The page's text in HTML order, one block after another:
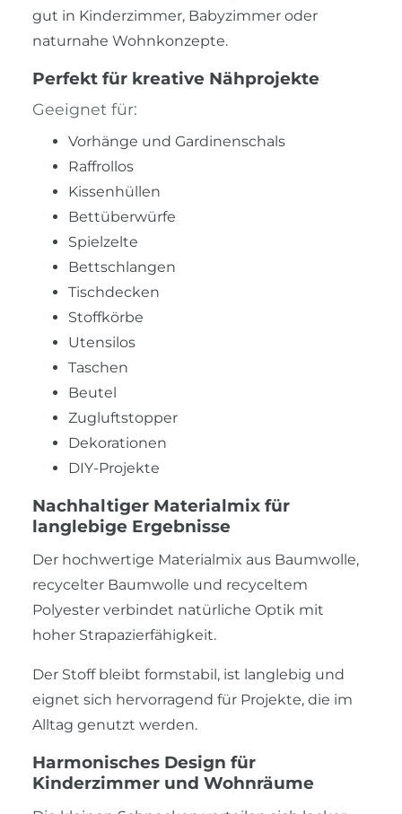
gut in Kinderzimmer, Babyzimmer oder
naturnahe Wohnkonzepte.
Perfekt für kreative Nähprojekte
Geeignet für:
Vorhänge und Gardinenschals
Raffrollos
Kissenhüllen
Bettüberwürfe
Spielzelte
Bettschlangen
Tischdecken
Stoffkörbe
Utensilos
Taschen
Beutel
Zugluftstopper
Dekorationen
DIY-Projekte
Nachhaltiger Materialmix für
langlebige Ergebnisse
Der hochwertige Materialmix aus Baumwolle,
recycelter Baumwolle und recyceltem
Polyester verbindet natürliche Optik mit
hoher Strapazierfähigkeit.
Der Stoff bleibt formstabil, ist langlebig und
eignet sich hervorragend für Projekte, die im
Alltag genutzt werden.
Harmonisches Design für
Kinderzimmer und Wohnräume